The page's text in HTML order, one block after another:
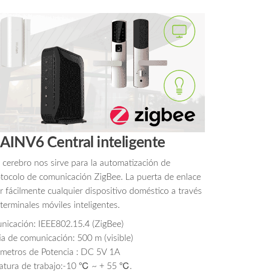
Central inteligente
nos sirve para la automatización de
de comunicación ZigBee. La puerta de enlace
fácilmente cualquier dispositivo doméstico a través
móviles inteligentes.
IEEE802.15.4 (ZigBee)
de comunicación: 500 m (visible)
de Potencia : DC 5V 1A
de trabajo:-10 ℃ ~ + 55 ℃.